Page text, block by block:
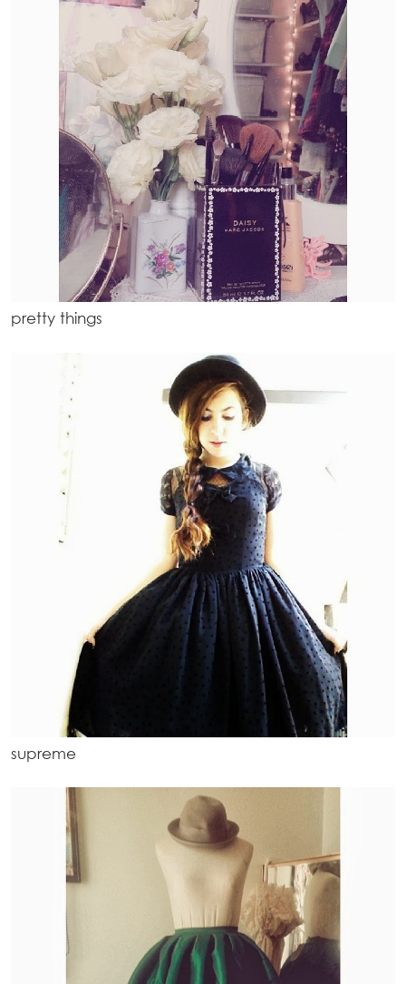
pretty things
supreme